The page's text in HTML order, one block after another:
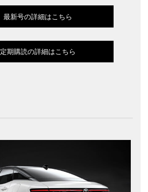
最新号の詳細はこちら
定期購読の詳細はこちら